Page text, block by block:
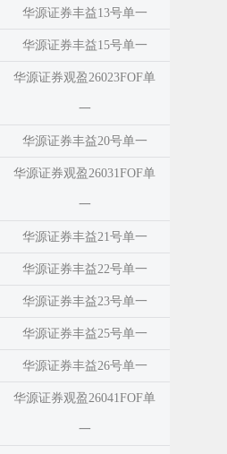
华源证券丰益13号单一
华源证券丰益15号单一
华源证券观盈26023FOF单
一
华源证券丰益20号单一
华源证券观盈26031FOF单
一
华源证券丰益21号单一
华源证券丰益22号单一
华源证券丰益23号单一
华源证券丰益25号单一
华源证券丰益26号单一
华源证券观盈26041FOF单
一